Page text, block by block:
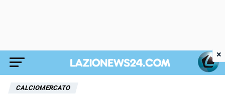
CALCIOMERCATO
×